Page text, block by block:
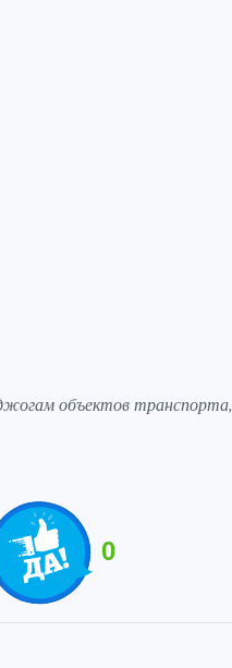
объектов транспорта,
0